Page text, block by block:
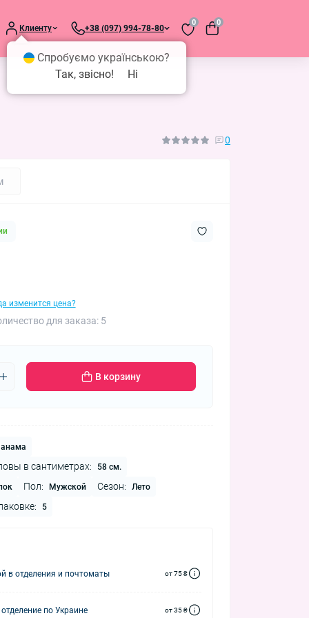
Клиенту +38 (097) 994-78-80
0 0
0
изменится цена?
для заказа: 5
В корзину
в сантиметрах: 58 см.
Пол: Мужской Сезон: Лето
5
в отделения и почтоматы от 75 ₴
по Украине от 35 ₴
Спробуємо українською?
Так, звісно!
Ні